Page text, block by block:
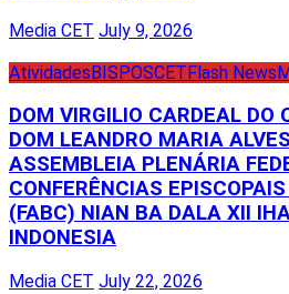
Media CET July 9, 2026
AtividadesBISPOSCETFlash News
DOM VIRGILIO CARDEAL DO
DOM LEANDRO MARIA
ASSEMBLEIA PLENÁRIA
CONFERÊNCIAS
(FABC) NIAN BA DALA XII
INDONESIA
Media CET July 22, 2026